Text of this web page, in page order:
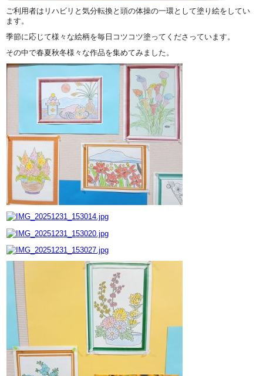
ご利用者はリハビリと気分転換と頭の体操の一環として塗り絵をしてい
ます。
季節に応じて様々な絵柄を毎日コツコツ塗ってくださっています。
その中で春夏秋冬様々な作品を集めてみました。